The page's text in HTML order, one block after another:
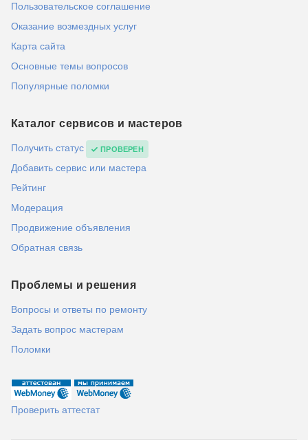
Пользовательское соглашение
Оказание возмездных услуг
Карта сайта
Основные темы вопросов
Популярные поломки
Каталог сервисов и мастеров
Получить статус ПРОВЕРЕН
Добавить сервис или мастера
Рейтинг
Модерация
Продвижение объявления
Обратная связь
Проблемы и решения
Вопросы и ответы по ремонту
Задать вопрос мастерам
Поломки
Проверить аттестат